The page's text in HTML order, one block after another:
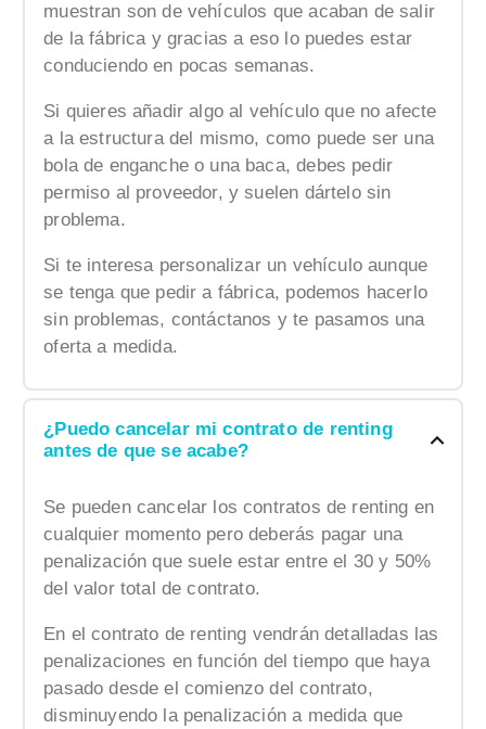
muestran son de vehículos que acaban de salir
de la fábrica y gracias a eso lo puedes estar
conduciendo en pocas semanas.
Si quieres añadir algo al vehículo que no afecte
a la estructura del mismo, como puede ser una
bola de enganche o una baca, debes pedir
permiso al proveedor, y suelen dártelo sin
problema.
Si te interesa personalizar un vehículo aunque
se tenga que pedir a fábrica, podemos hacerlo
sin problemas, contáctanos y te pasamos una
oferta a medida.
¿Puedo cancelar mi contrato de renting
antes de que se acabe?
Se pueden cancelar los contratos de renting en
cualquier momento pero deberás pagar una
penalización que suele estar entre el 30 y 50%
del valor total de contrato.
En el contrato de renting vendrán detalladas las
penalizaciones en función del tiempo que haya
pasado desde el comienzo del contrato,
disminuyendo la penalización a medida que